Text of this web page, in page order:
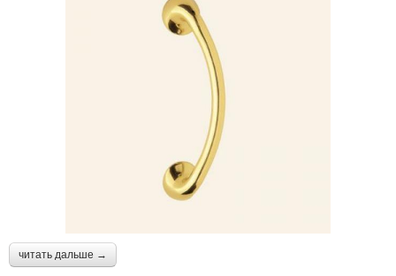
читать дальше →